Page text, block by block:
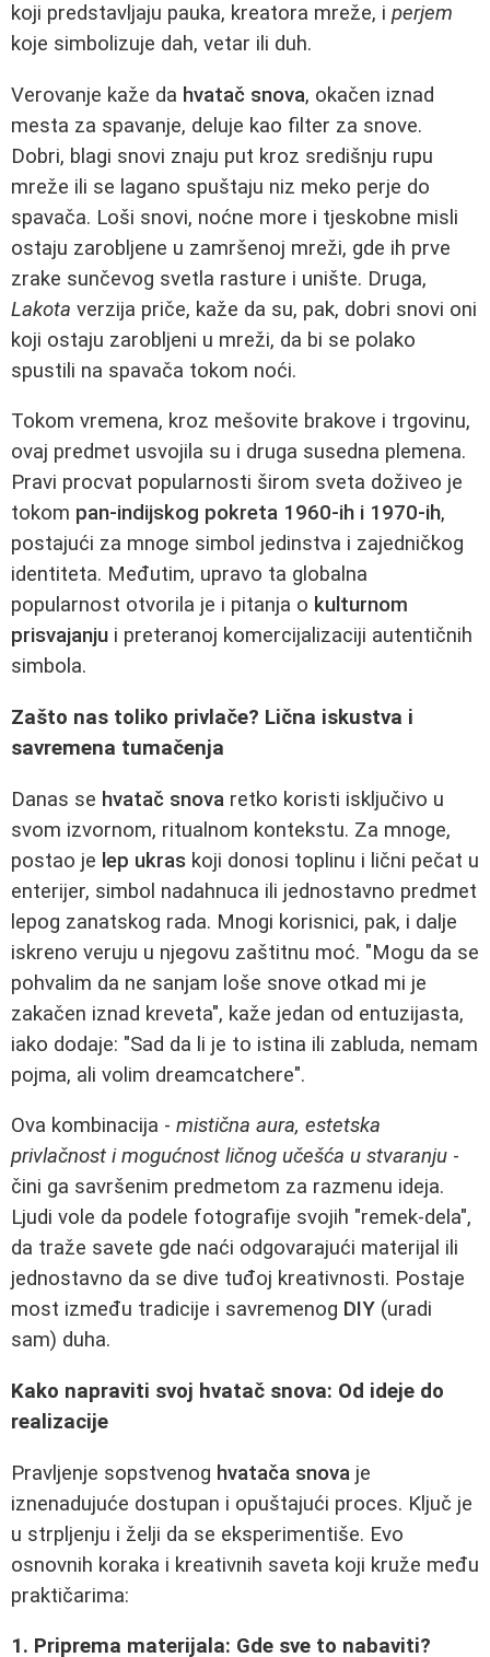
koji predstavljaju pauka, kreatora mreže, i perjem
koje simbolizuje dah, vetar ili duh.
Verovanje kaže da hvatač snova, okačen iznad
mesta za spavanje, deluje kao filter za snove.
Dobri, blagi snovi znaju put kroz središnju rupu
mreže ili se lagano spuštaju niz meko perje do
spavača. Loši snovi, noćne more i tjeskobne misli
ostaju zarobljene u zamršenoj mreži, gde ih prve
zrake sunčevog svetla rasture i unište. Druga,
Lakota verzija priče, kaže da su, pak, dobri snovi oni
koji ostaju zarobljeni u mreži, da bi se polako
spustili na spavača tokom noći.
Tokom vremena, kroz mešovite brakove i trgovinu,
ovaj predmet usvojila su i druga susedna plemena.
Pravi procvat popularnosti širom sveta doživeo je
tokom pan-indijskog pokreta 1960-ih i 1970-ih,
postajući za mnoge simbol jedinstva i zajedničkog
identiteta. Međutim, upravo ta globalna
popularnost otvorila je i pitanja o kulturnom
prisvajanju i preteranoj komercijalizaciji autentičnih
simbola.
Zašto nas toliko privlače? Lična iskustva i
savremena tumačenja
Danas se hvatač snova retko koristi isključivo u
svom izvornom, ritualnom kontekstu. Za mnoge,
postao je lep ukras koji donosi toplinu i lični pečat u
enterijer, simbol nadahnuca ili jednostavno predmet
lepog zanatskog rada. Mnogi korisnici, pak, i dalje
iskreno veruju u njegovu zaštitnu moć. "Mogu da se
pohvalim da ne sanjam loše snove otkad mi je
zakačen iznad kreveta", kaže jedan od entuzijasta,
iako dodaje: "Sad da li je to istina ili zabluda, nemam
pojma, ali volim dreamcatchere".
Ova kombinacija - mistična aura, estetska
privlačnost i mogućnost ličnog učešća u stvaranju -
čini ga savršenim predmetom za razmenu ideja.
Ljudi vole da podele fotografije svojih "remek-dela",
da traže savete gde naći odgovarajući materijal ili
jednostavno da se dive tuđoj kreativnosti. Postaje
most između tradicije i savremenog DIY (uradi
sam) duha.
Kako napraviti svoj hvatač snova: Od ideje do
realizacije
Pravljenje sopstvenog hvatača snova je
iznenadujuće dostupan i opuštajući proces. Ključ je
u strpljenju i želji da se eksperimentiše. Evo
osnovnih koraka i kreativnih saveta koji kruže među
praktičarima:
1. Priprema materijala: Gde sve to nabaviti?